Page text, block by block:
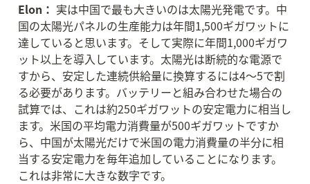
Elon： 実は中国で最も大きいのは太陽光発電です。中
国の太陽光パネルの生産能力は年間1,500ギガワットに
達していると思います。そして実際に年間1,000ギガワ
ット以上を導入しています。太陽光は断続的な電源で
すから、安定した連続供給量に換算するには4〜5で割
る必要があります。バッテリーと組み合わせた場合の
試算では、これは約250ギガワットの安定電力に相当し
ます。米国の平均電力消費量が500ギガワットですか
ら、中国が太陽光だけで米国の電力消費量の半分に相
当する安定電力を毎年追加していることになります。
これは非常に大きな数字です。